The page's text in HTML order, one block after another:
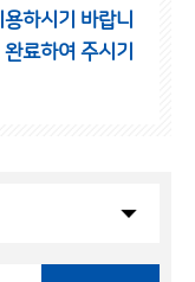
하시기 바랍니
료하여 주시기